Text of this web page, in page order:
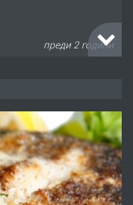
преди 2 години
преди 2 години
до Кавала